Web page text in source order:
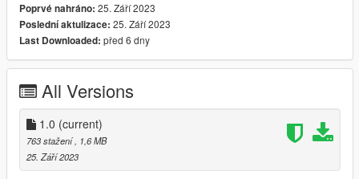
Original model from rockstar
Poprvé nahráno: 25. Září 2023
Poslední aktulizace: 25. Září 2023
Last Downloaded: před 6 dny
All Versions
1.0 (current)
763 stažení , 1,6 MB
25. Září 2023